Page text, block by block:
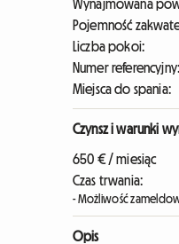
Wynajmowana
Pojemność
Liczba pokoi:
Numer referencyjny:
Miejsca do spania:
Czynsz i warunki
650 € / miesiąc
Czas trwania:
- Możliwość
Opis